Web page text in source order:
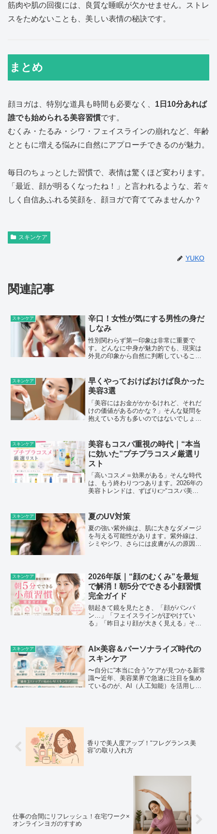
筋肉や肌の回復には、良質な睡眠が欠かせません。ストレ
スをためないことも、美しい表情の秘訣です。
まとめ
顔ヨガは、特別な道具も時間も必要なく、 1日10分あれば
誰でも始められる美容習慣です。
むくみ・たるみ・シワ・フェイスラインの崩れなど、年齢
とともに増える悩みに自然にアプローチできるのが魅力。
毎日のちょっとした習慣で、表情は驚くほど変わります。
「最近、顔が明るくなったね！」と言われるような、若々
しく自信あふれる笑顔を、顔ヨガで育ててみませんか？
スキンケア
YUKO
関連記事
スキンケア
辛口！女性が気にする男性の身だ
しなみ
性別関わらず第一印象は非常に重要で
す。どんなに中身が魅力的でも、現実は
外見の印象から自然に判断していること
た、見た目に気を使うことで、自信もつ
き、自然と魅力的に見えるもの...
スキンケア
早くやっておけばおけば良かった
美容3選
「美容にはお金がかかるけれど、それだ
けの価値があるのかな？」そんな疑問を
抱えている方も多いのではないでしょう
すことにためらいを感じてしまいますよ
ね。特に、初めての美容施...
スキンケア
美容もコスパ重視の時代｜“本当
に効いた”プチプラコスメ厳選リ
スト
「高いコスメ＝効果がある」そんな時代
は、もう終わりつつあります。2026年の
美容トレンドは、ずばり👉“コスパ美
急増しています。この記事では、“本当に
使えるプチプラコス...
スキンケア 夏のUV対策
夏の強い紫外線は、肌に大きなダメージ
を与える可能性があります。紫外線は、
シミやシワ、さらには皮膚がんの原因に
す。これらの方法を取り入...
スキンケア
2026年版｜“顔のむくみ”を最短
で解消！朝5分でできる小顔習慣
完全ガイド
朝起きて鏡を見たとき、「顔がパンパ
ン…」「フェイスラインがぼやけてい
る」「昨日より顔が大きく見える」そん
原因です。顔のむくみは、睡眠中の水分
バランスや血流の低下、生活習...
スキンケア
AI×美容＆パーソナライズ時代の
スキンケア
〜自分に“本当に合う”ケアが見つかる新常
識〜近年、美容業界で急速に注目を集め
ているのが、AI（人工知能）を活用した
香りで美人度アップ！“フレグランス美
容”の取り入れ方
仕事の合間にリフレッシュ！在宅ワーク×
オンラインヨガのすすめ